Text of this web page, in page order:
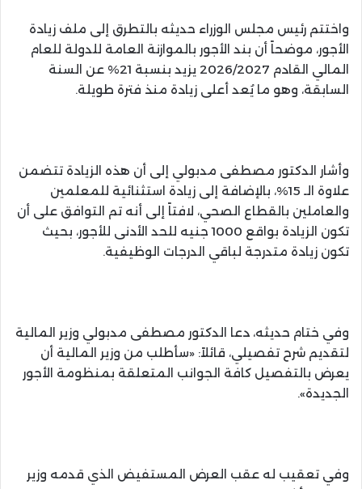
واختتم رئيس مجلس الوزراء حديثه بالتطرق إلى ملف زيادة
الأجور، موضحاً أن بند الأجور بالموازنة العامة للدولة للعام
المالي القادم 2026/2027 يزيد بنسبة 21% عن السنة
السابقة، وهو ما يُعد أعلى زيادة منذ فترة طويلة.
وأشار الدكتور مصطفى مدبولي إلى أن هذه الزيادة تتضمن
علاوة الـ 15%، بالإضافة إلى زيادة استثنائية للمعلمين
والعاملين بالقطاع الصحي، لافتاً إلى أنه تم التوافق على أن
تكون الزيادة بواقع 1000 جنيه للحد الأدنى للأجور، بحيث
تكون زيادة متدرجة لباقي الدرجات الوظيفية.
وفي ختام حديثه، دعا الدكتور مصطفى مدبولي وزير المالية
لتقديم شرح تفصيلي، قائلاً: «سأطلب من وزير المالية أن
يعرض بالتفصيل كافة الجوانب المتعلقة بمنظومة الأجور
الجديدة».
وفي تعقيب له عقب العرض المستفيض الذي قدمه وزير